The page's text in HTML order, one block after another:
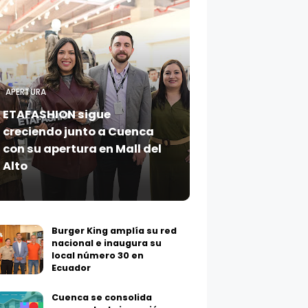
APERTURA
ETAFASHION sigue
creciendo junto a Cuenca
con su apertura en Mall del
Alto
Burger King amplía su red
nacional e inaugura su
local número 30 en
Ecuador
Cuenca se consolida